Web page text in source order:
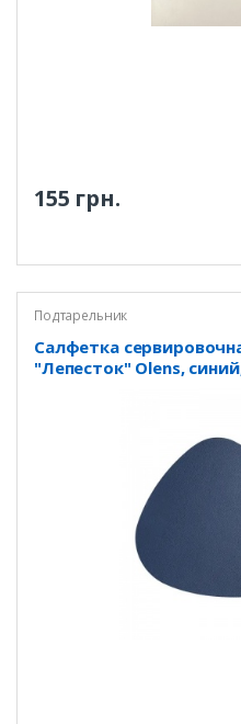
155 грн.
Подтарельник
Салфетка
"Лепесток" Olens,